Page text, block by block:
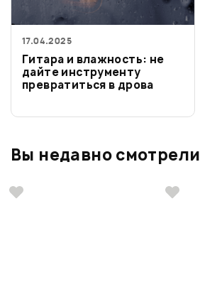
17.04.2025
Гитара и влажность: не
дайте инструменту
превратиться в дрова
Вы недавно смотрели